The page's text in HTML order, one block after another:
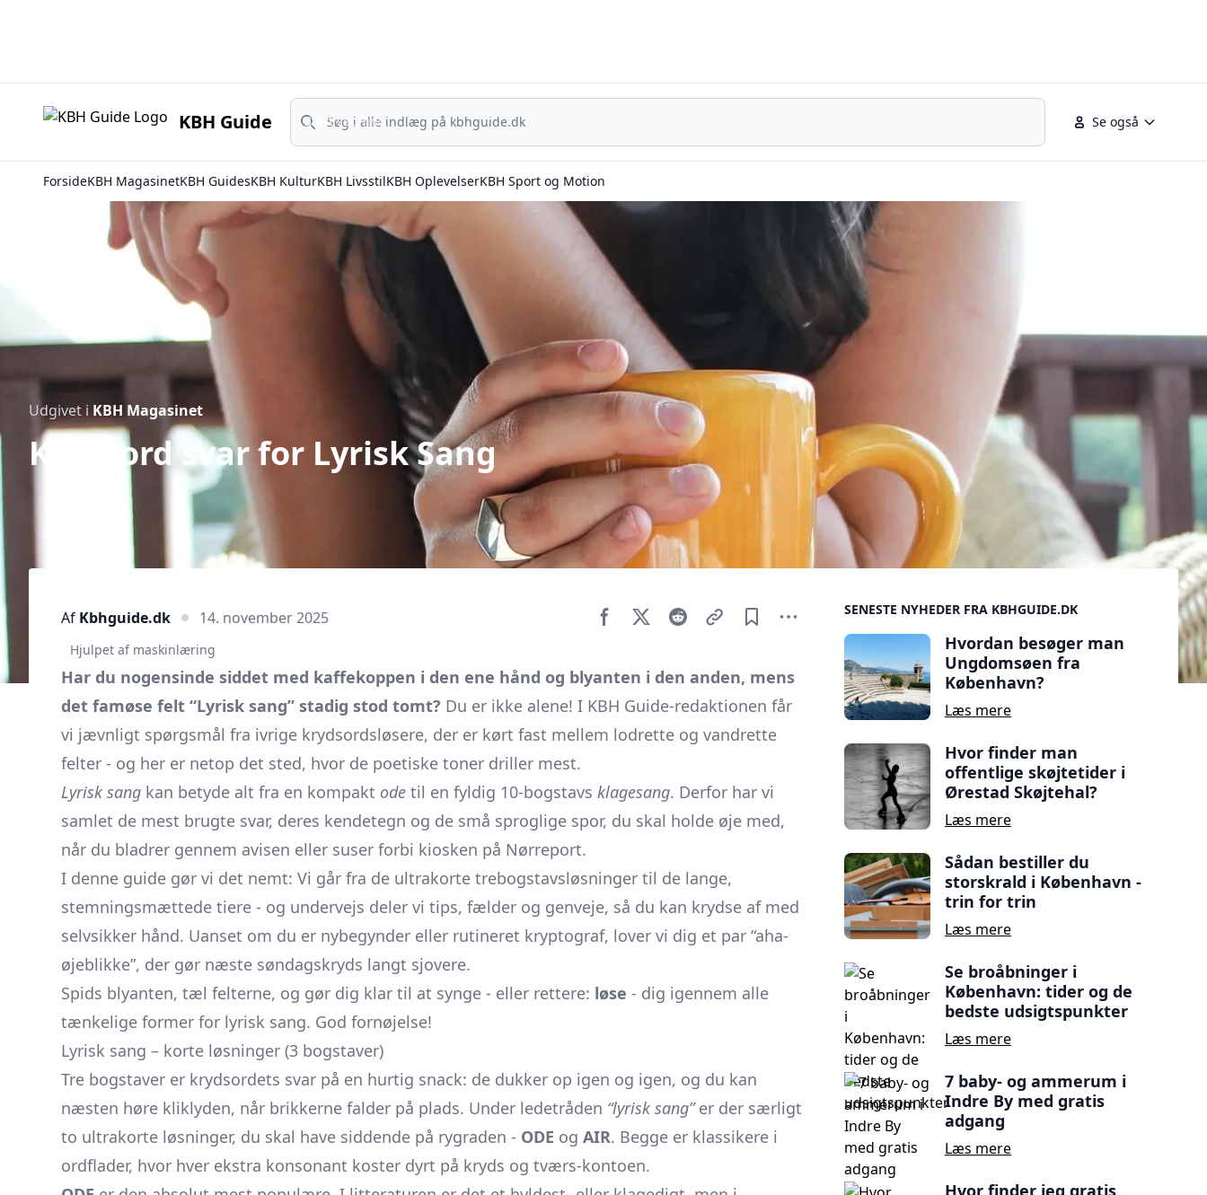
KBH Guide Se også
Start søgning
Start søgning
ForsideKBH MagasinetKBH GuidesKBH KulturKBH LivsstilKBH OplevelserKBH Sport og Motion
Udgivet i KBH Magasinet
Krydsord svar for Lyrisk Sang
Af Kbhguide.dk 14. november 2025
Hjulpet af maskinlæring
Har du nogensinde siddet med kaffekoppen i den ene hånd og blyanten i den anden, mens
det famøse felt “Lyrisk sang” stadig stod tomt? Du er ikke alene! I KBH Guide-redaktionen får
vi jævnligt spørgsmål fra ivrige krydsordsløsere, der er kørt fast mellem lodrette og vandrette
felter - og her er netop det sted, hvor de poetiske toner driller mest.
Lyrisk sang kan betyde alt fra en kompakt ode til en fyldig 10-bogstavs klagesang. Derfor har vi
samlet de mest brugte svar, deres kendetegn og de små sproglige spor, du skal holde øje med,
når du bladrer gennem avisen eller suser forbi kiosken på Nørreport.
I denne guide gør vi det nemt: Vi går fra de ultrakorte trebogstavsløsninger til de lange,
stemningsmættede tiere - og undervejs deler vi tips, fælder og genveje, så du kan krydse af med
selvsikker hånd. Uanset om du er nybegynder eller rutineret kryptograf, lover vi dig et par “aha-
øjeblikke”, der gør næste søndagskryds langt sjovere.
Spids blyanten, tæl felterne, og gør dig klar til at synge - eller rettere: løse - dig igennem alle
tænkelige former for lyrisk sang. God fornøjelse!
Lyrisk sang – korte løsninger (3 bogstaver)
Tre bogstaver er krydsordets svar på en hurtig snack: de dukker op igen og igen, og du kan
næsten høre kliklyden, når brikkerne falder på plads. Under ledetråden “lyrisk sang”er der særligt
to ultrakorte løsninger, du skal have siddende på rygraden - ODE og AIR. Begge er klassikere i
ordflader, hvor hver ekstra konsonant koster dyrt på kryds og tværs-kontoen.
Sidebar
SENESTE NYHEDER FRA KBHGUIDE.DK
Hvordan besøger man
Ungdomsøen fra
København?
Læs mere
Hvor finder man
offentlige skøjtetider i
Ørestad Skøjtehal?
Læs mere
Sådan bestiller du
storskrald i København -
trin for trin
Læs mere
Se broåbninger i
København: tider og de
bedste udsigtspunkter
Læs mere
7 baby- og ammerum i
Indre By med gratis
adgang
Læs mere
Hvor finder jeg gratis